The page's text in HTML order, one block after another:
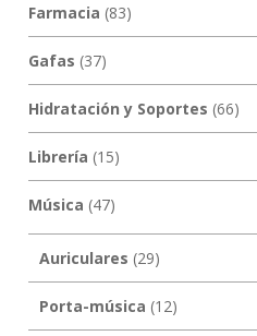
Farmacia (83)
Gafas (37)
Hidratación y Soportes (66)
Librería (15)
Música (47)
Auriculares (29)
Porta-música (12)